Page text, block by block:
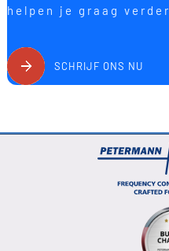
helpen je graag verder
SCHRIJF ONS NU